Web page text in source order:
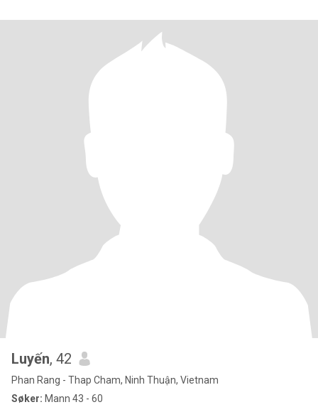
Luyến, 42
Phan Rang - Thap Cham, Ninh Thuận, Vietnam
Søker: Mann 43 - 60